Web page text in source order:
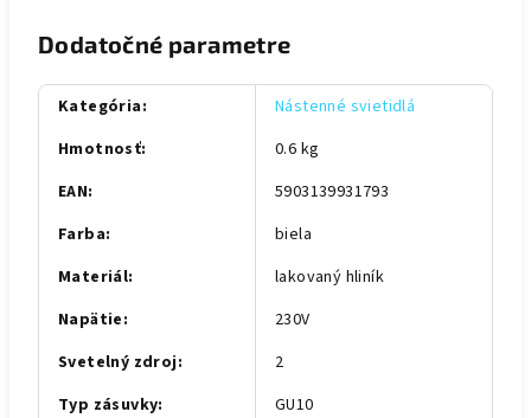
Dodatočné parametre
Kategória:
Nástenné svietidlá
Hmotnosť:
0.6 kg
EAN:
5903139931793
Farba:
biela
Materiál:
lakovaný hliník
Napätie:
230V
Svetelný zdroj:
2
Typ zásuvky:
GU10